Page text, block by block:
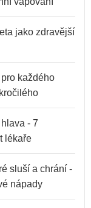
jako zdravější
každého
- 7
lékaře
sluší a chrání -
nápady